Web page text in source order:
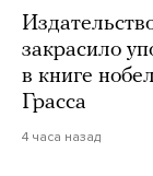
закрасило
в книге
Грасса
4 часа назад